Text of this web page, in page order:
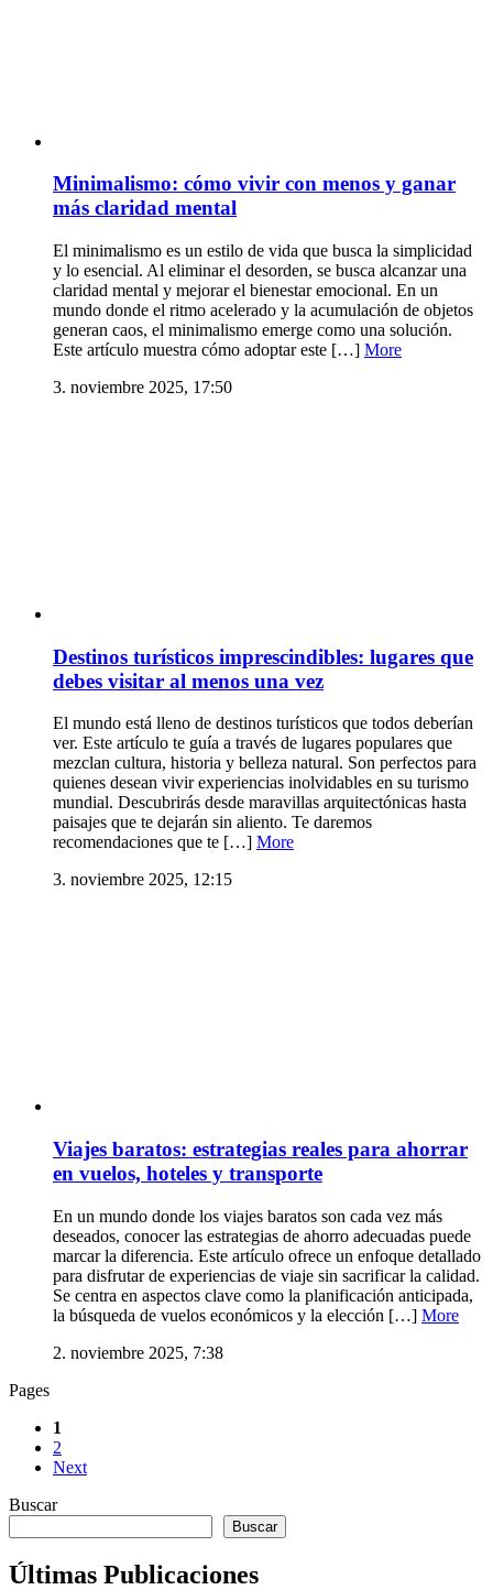
Minimalismo: cómo vivir con menos y ganar
más claridad mental
El minimalismo es un estilo de vida que busca la simplicidad
y lo esencial. Al eliminar el desorden, se busca alcanzar una
claridad mental y mejorar el bienestar emocional. En un
mundo donde el ritmo acelerado y la acumulación de objetos
generan caos, el minimalismo emerge como una solución.
Este artículo muestra cómo adoptar este […] More
3. noviembre 2025, 17:50
Destinos turísticos imprescindibles: lugares que
debes visitar al menos una vez
El mundo está lleno de destinos turísticos que todos deberían
ver. Este artículo te guía a través de lugares populares que
mezclan cultura, historia y belleza natural. Son perfectos para
quienes desean vivir experiencias inolvidables en su turismo
mundial. Descubrirás desde maravillas arquitectónicas hasta
paisajes que te dejarán sin aliento. Te daremos
recomendaciones que te […] More
3. noviembre 2025, 12:15
Viajes baratos: estrategias reales para ahorrar
en vuelos, hoteles y transporte
En un mundo donde los viajes baratos son cada vez más
deseados, conocer las estrategias de ahorro adecuadas puede
marcar la diferencia. Este artículo ofrece un enfoque detallado
para disfrutar de experiencias de viaje sin sacrificar la calidad.
Se centra en aspectos clave como la planificación anticipada,
la búsqueda de vuelos económicos y la elección […] More
2. noviembre 2025, 7:38
Pages
1
2
Next
Buscar
Buscar
Últimas Publicaciones